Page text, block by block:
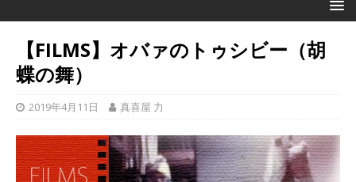
【FILMS】オバァのトゥシビー（胡
蝶の舞）
2019年4月11日 真喜屋 力